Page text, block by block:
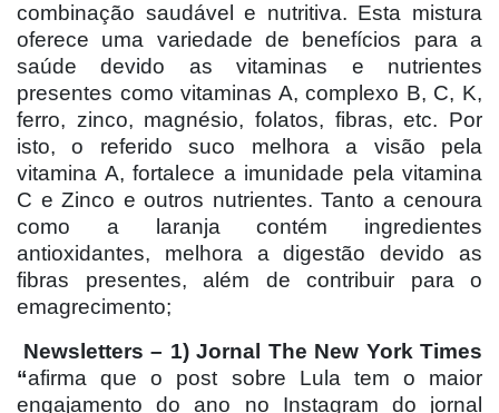
combinação saudável e nutritiva. Esta mistura
oferece uma variedade de benefícios para a
saúde devido as vitaminas e nutrientes
presentes como vitaminas A, complexo B, C, K,
ferro, zinco, magnésio, folatos, fibras, etc. Por
isto, o referido suco melhora a visão pela
vitamina A, fortalece a imunidade pela vitamina
C e Zinco e outros nutrientes. Tanto a cenoura
como a laranja contém ingredientes
antioxidantes, melhora a digestão devido as
fibras presentes, além de contribuir para o
emagrecimento;
Newsletters – 1) Jornal The New York Times
“afirma que o post sobre Lula tem o maior
engajamento do ano no Instagram do jornal